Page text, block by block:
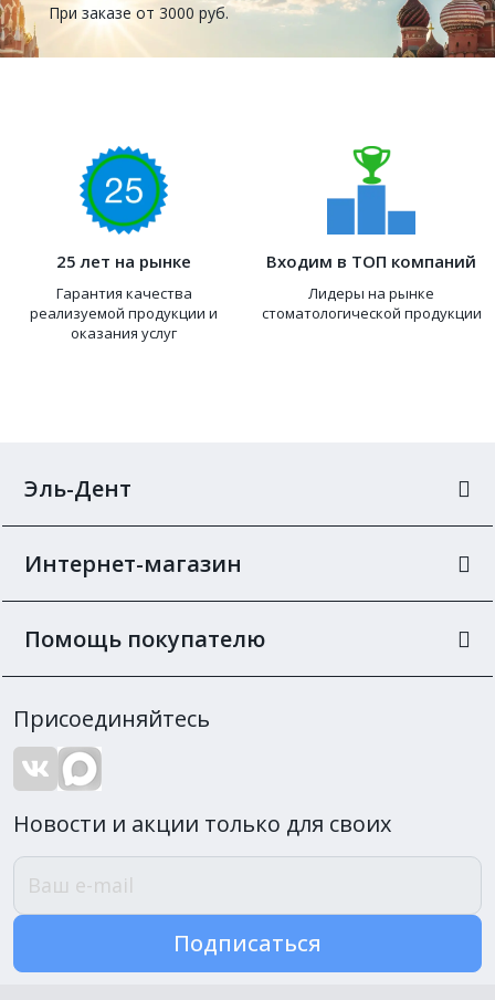
При заказе от 3000 руб.
25 лет на рынке
Гарантия качества
реализуемой продукции и
оказания услуг
Входим в ТОП компаний
Лидеры на рынке
стоматологической продукции
Эль-Дент
Интернет-магазин
Помощь покупателю
Присоединяйтесь
Новости и акции только для своих
Подписаться